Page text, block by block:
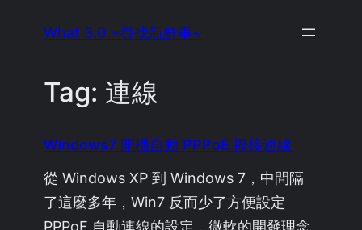
What 3.0 ~尋找新鮮事~
Tag: 連線
Windows7 開機自動 PPPoE 撥接連線
從 Windows XP 到 Windows 7，中間隔
了這麼多年，Win7 反而少了方便設定
PPPoE 自動連線的設定，微軟的開發理念